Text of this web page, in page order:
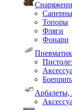
Топоры
Фляги
Фонари
Арбалеты,